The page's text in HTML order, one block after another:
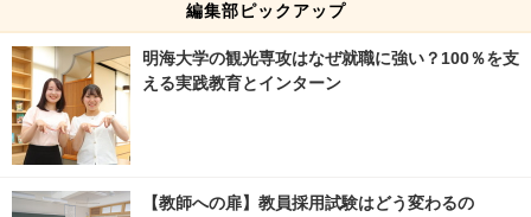
編集部ピックアップ
明海大学の観光専攻はなぜ就職に強い？100％を支
える実践教育とインターン
【教師への扉】教員採用試験はどう変わるの